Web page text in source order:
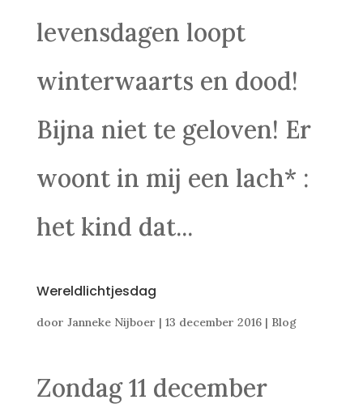
levensdagen loopt
winterwaarts en dood!
Bijna niet te geloven! Er
woont in mij een lach* :
het kind dat...
Wereldlichtjesdag
door Janneke Nijboer | 13 december 2016| Blog
Zondag 11 december